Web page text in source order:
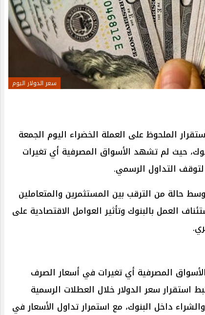
سعر الدولار اليوم
الملحوظ على العملة الخضراء اليوم الجمعة
عطلة البنوك، حيث لم تشهد الأسواق المصرفية أي تغيرات
التداول الرسمي.
حالة من الترقب بين المستثمرين والمتعاملين
العمل بالبنوك وتأثير العوامل الاقتصادية على
المصرفية أي تغيرات في أسعار الصرف
استقرار سعر الدولار خلال العطلات الرسمية
داخل البنوك، مع استمرار تداول الأسعار في